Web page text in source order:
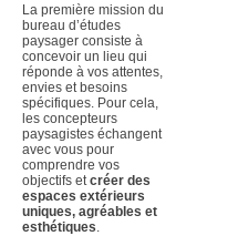
La première mission du
bureau d’études
paysager consiste à
concevoir un lieu qui
réponde à vos attentes,
envies et besoins
spécifiques. Pour cela,
les concepteurs
paysagistes échangent
avec vous pour
comprendre vos
objectifs etcréer des
espaces extérieurs
uniques, agréables et
esthétiques.